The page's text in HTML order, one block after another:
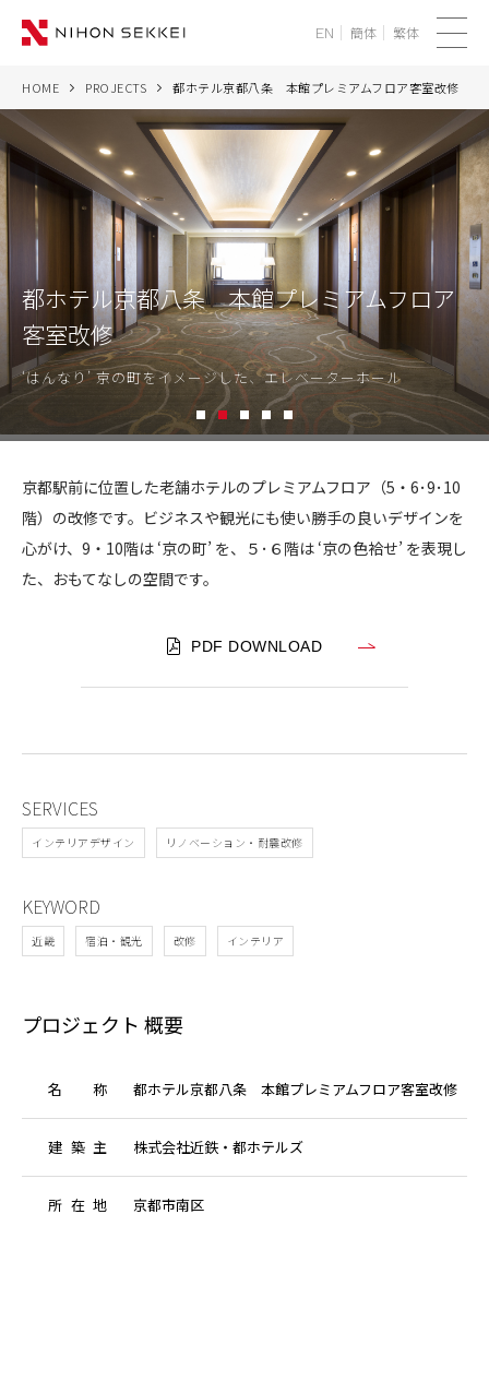
ニ
ュ
ー
SERVICES
PROJECTS
THINK
NEWS
CORPORATE
RECRUIT
CONTACT
コンプライアンスポリシー プライバシーポリシー ご利用規約
EN 簡体 繁体
HOME PROJECTS 都ホテル京都八条 本館プレミアムフロア客室改修
都ホテル京都八条 本館プレミアムフロア
客室改修
‘はんなり’ 京の町をイメージした、エレベーターホール
1
京都駅前に位置した老舗ホテルのプレミアムフロア（5・6･9･10
階）の改修です。ビジネスや観光にも使い勝手の良いデザインを
心がけ、9・10階は ‘京の町’ を、５･６階は ‘京の色袷せ’ を表現し
た、おもてなしの空間です。
PDF DOWNLOAD
SERVICES
インテリアデザイン リノベーション・耐震改修
KEYWORD
近畿 宿泊・観光 改修 インテリア
プロジェクト 概要
名 称 都ホテル京都八条 本館プレミアムフロア客室改修
建 築 主 株式会社近鉄・都ホテルズ
所 在 地 京都市南区